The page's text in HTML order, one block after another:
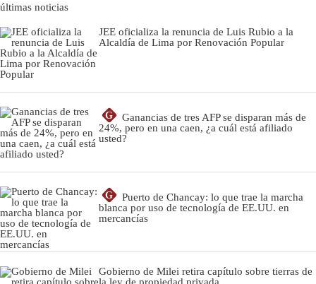
últimas noticias
JEE oficializa la renuncia de Luis Rubio a la
Alcaldía de Lima por Renovación Popular
G
Ganancias de tres AFP se disparan más de
24%, pero en una caen, ¿a cuál está afiliado
usted?
G
Puerto de Chancay: lo que trae la marcha
blanca por uso de tecnología de EE.UU. en
mercancías
Gobierno de Milei retira capítulo sobre tierras de